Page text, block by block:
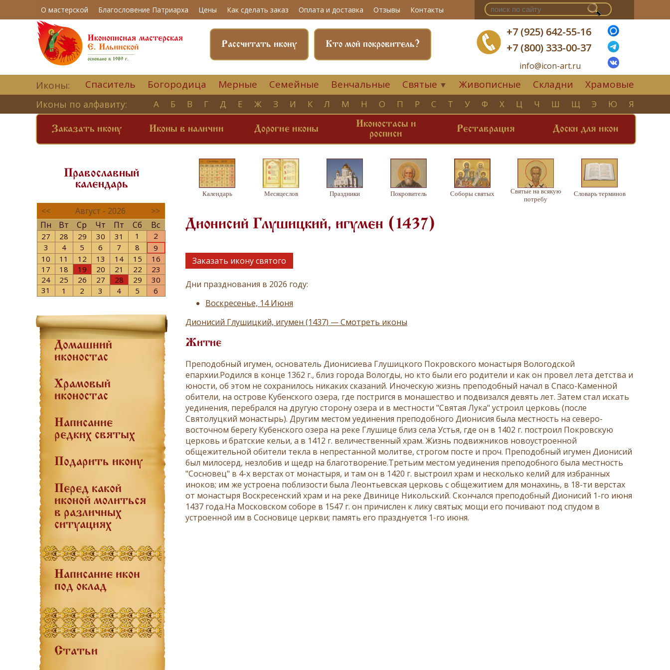
О мастерской Благословение Патриарха Цены Как сделать заказ Оплата и доставка Отзывы Контакты
+7 (925) 642-55-16
+7 (800) 333-00-37
info@icon-art.ru
Кто мой покровитель?
Рассчитать икону
Иконы: Спаситель Богородица Мерные Семейные Венчальные Святые ▼ Живописные Складни Храмовые
Иконы по алфавиту: А Б В Г Д Е Ж З И К Л М Н О П Р С Т У Ф Х Ц Ч Ш Щ Э Ю Я
Заказать икону Иконы в наличии Дорогие иконы
Иконостасы и
росписи
Реставрация Доски для икон
Православный
календарь
<< Август - 2026
>>
Пн
Вт Ср Чт Пт Сб Вс
27 28 29 30 31 1
2
3
4 5 6 7 8
9
10
11 12 13 14 15
16
17
18 19 20 21 22
23
24
25 26 27 28 29
30
31
1 2 3 4 5 6
Домашний
иконостас
Храмовый
иконостас
Написание
редких святых
Подарить икону
Перед какой
иконой молиться
в различных
ситуациях
Написание икон
под оклад
Статьи
Календарь Месяцеслов Праздники Покровитель Соборы святых
Святые на всякую
потребу
Словарь терминов
Дионисий Глушицкий, игумен (1437)
Заказать икону святого
Дни празднования в 2026 году:
Воскресенье, 14 Июня
Дионисий Глушицкий, игумен (1437) — Смотреть иконы
Житие
Преподобный игумен, основатель Дионисиева Глушицкого Покровского монастыря Вологодской
епархии.Родился в конце 1362 г., близ города Вологды, но кто были его родители и как он провел лета детства и
юности, об этом не сохранилось никаких сказаний. Иноческую жизнь преподобный начал в Спасо-Каменной
обители, на острове Кубенского озера, где постригся в монашество и подвизался девять лет. Затем стал искать
уединения, перебрался на другую сторону озера и в местности "Святая Лука" устроил церковь (после
Святолуцкий монастырь). Другим местом уединения преподобного Дионисия была местность на северо-
восточном берегу Кубенского озера на реке Глушице близ села Устья, где он в 1402 г. построил Покровскую
церковь и братские кельи, а в 1412 г. величественный храм. Жизнь подвижников новоустроенной
общежительной обители текла в непрестанной молитве, строгом посте и проч. Преподобный игумен Дионисий
был милосерд, незлобив и щедр на благотворение.Третьим местом уединения преподобного была местность
"Сосновец" в 4-х верстах от монастыря, и там он в 1420 г. выстроил храм и несколько келий для избранных
иноков; им же устроена поблизости была Леонтьевская церковь с общежитием для монахинь, в 18-ти верстах
от монастыря Воскресенский храм и на реке Двинице Никольский. Скончался преподобный Дионисий 1-го июня
1437 года.На Московском соборе в 1547 г. он причислен к лику святых; мощи его почивают под спудом в
устроенной им в Сосновице церкви; память его празднуется 1-го июня.